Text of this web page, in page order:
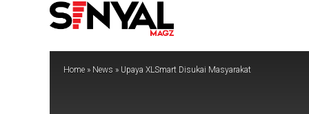
Home » News » Upaya XLSmart Disukai Masyarakat